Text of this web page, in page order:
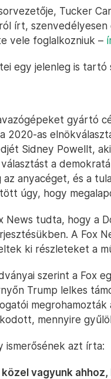
Tucker
írt,
vele foglalkozniuk –
egy jelenleg is
gyártó
2020-as
Sidney Powellt,
a
anyacéget, és a
úgy, hogy
News tudta, hogy a
A Fox
ki részleteket a
szerint a Fox
Trump lelkes
mennyire
ismerősének azt írta:
vagyunk